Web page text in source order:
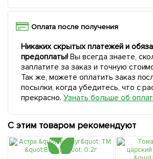
Оплата после получения
Никаких скрытых платежей и
предоплаты!Вы всегда знаете,
заплатите за заказ и точную
Так же, можете оплатить заказ
посылки, когда убедитесь, что с
прекрасно. Узнать больше об
С этим товаром рекомендуют